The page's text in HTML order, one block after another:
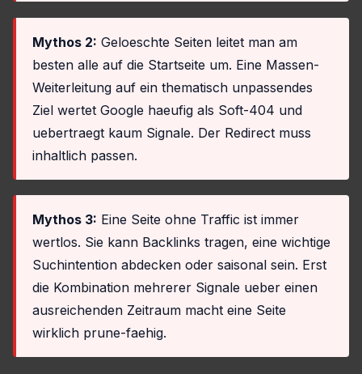
Mythos 2: Geloeschte Seiten leitet man am
besten alle auf die Startseite um. Eine Massen-
Weiterleitung auf ein thematisch unpassendes
Ziel wertet Google haeufig als Soft-404 und
uebertraegt kaum Signale. Der Redirect muss
inhaltlich passen.
Mythos 3: Eine Seite ohne Traffic ist immer
wertlos. Sie kann Backlinks tragen, eine wichtige
Suchintention abdecken oder saisonal sein. Erst
die Kombination mehrerer Signale ueber einen
ausreichenden Zeitraum macht eine Seite
wirklich prune-faehig.